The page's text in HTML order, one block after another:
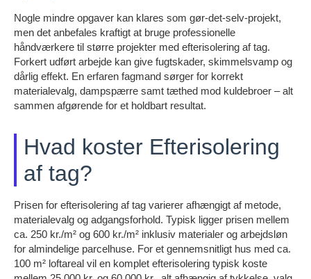
Nogle mindre opgaver kan klares som gør-det-selv-projekt,
men det anbefales kraftigt at bruge professionelle
håndværkere til større projekter med efterisolering af tag.
Forkert udført arbejde kan give fugtskader, skimmelsvamp og
dårlig effekt. En erfaren fagmand sørger for korrekt
materialevalg, dampspærre samt tæthed mod kuldebroer – alt
sammen afgørende for et holdbart resultat.
Hvad koster Efterisolering
af tag?
Prisen for efterisolering af tag varierer afhængigt af metode,
materialevalg og adgangsforhold. Typisk ligger prisen mellem
ca. 250 kr./m² og 600 kr./m² inklusiv materialer og arbejdsløn
for almindelige parcelhuse. For et gennemsnitligt hus med ca.
100 m² loftareal vil en komplet efterisolering typisk koste